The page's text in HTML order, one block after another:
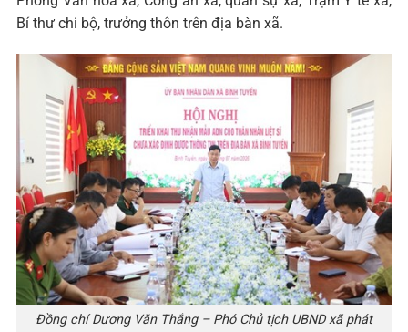
Bí thư chi bộ, trưởng thôn trên địa bàn xã.
Đồng chí Dương Văn Thắng – Phó Chủ tịch UBND xã phát